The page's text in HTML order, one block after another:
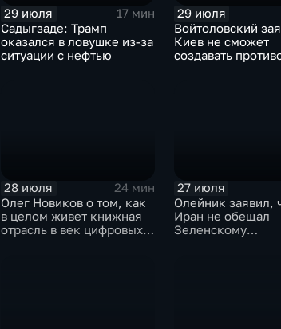
29 июля
17 мин
Садыгзаде: Трамп
оказался в ловушке из-за
ситуации с нефтью
29 июля
Войтоловский
Киев не сможет
создавать
28 июля
24 мин
Олег Новиков о том, как
в целом живет книжная
отрасль в век цифровых
27 июля
Олейник заявил,
Иран не обещал
Зеленскому